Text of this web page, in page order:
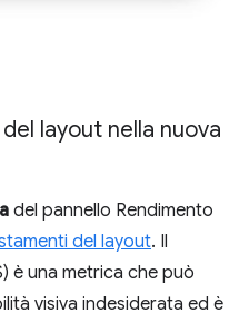
layout nella nuova
del pannello Rendimento
del layout. Il
è una metrica che può
visiva indesiderata ed è